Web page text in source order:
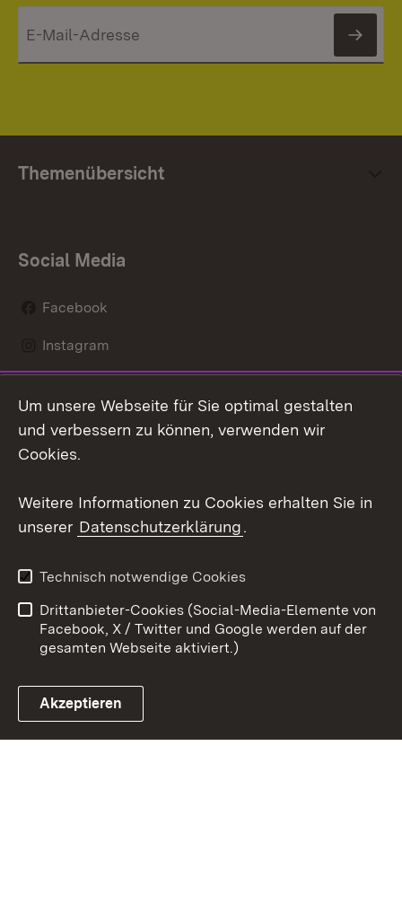
Themenübersicht
Social Media
Facebook
Instagram
Mastodon
Youtube
Link zum Landesportal
Kontakt
Datenschutz
Barrierefreiheit
Impressum Cookies
Um unsere Webseite für Sie optimal gestalten
und verbessern zu können, verwenden wir
Cookies.
Weitere Informationen zu Cookies erhalten Sie in
unserer Datenschutzerklärung.
Technisch notwendige Cookies
Drittanbieter-Cookies (Social-Media-Elemente von
Facebook, X / Twitter und Google werden auf der
gesamten Webseite aktiviert.)
Akzeptieren